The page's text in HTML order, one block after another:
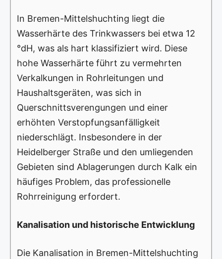
In Bremen-Mittelshuchting liegt die
Wasserhärte des Trinkwassers bei etwa 12
°dH, was als hart klassifiziert wird. Diese
hohe Wasserhärte führt zu vermehrten
Verkalkungen in Rohrleitungen und
Haushaltsgeräten, was sich in
Querschnittsverengungen und einer
erhöhten Verstopfungsanfälligkeit
niederschlägt. Insbesondere in der
Heidelberger Straße und den umliegenden
Gebieten sind Ablagerungen durch Kalk ein
häufiges Problem, das professionelle
Rohrreinigung erfordert.
Kanalisation und historische Entwicklung
Die Kanalisation in Bremen-Mittelshuchting